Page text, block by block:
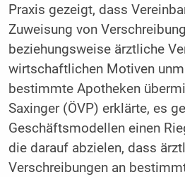
Praxis gezeigt, dass
Zuweisung von
beziehungsweise ärztliche
wirtschaftlichen Motiven
bestimmte Apotheken
Saxinger (ÖVP) erklärte, es
Geschäftsmodellen einen
die darauf abzielen, dass
Verschreibungen an